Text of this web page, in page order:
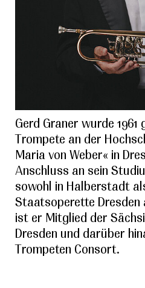
Gerd Graner wurde
Trompete an der
Maria von Weber« in
Anschluss an sein
sowohl in Halberstadt
Staatsoperette Dresden
ist er Mitglied der
Dresden und darüber
Trompeten Consort.